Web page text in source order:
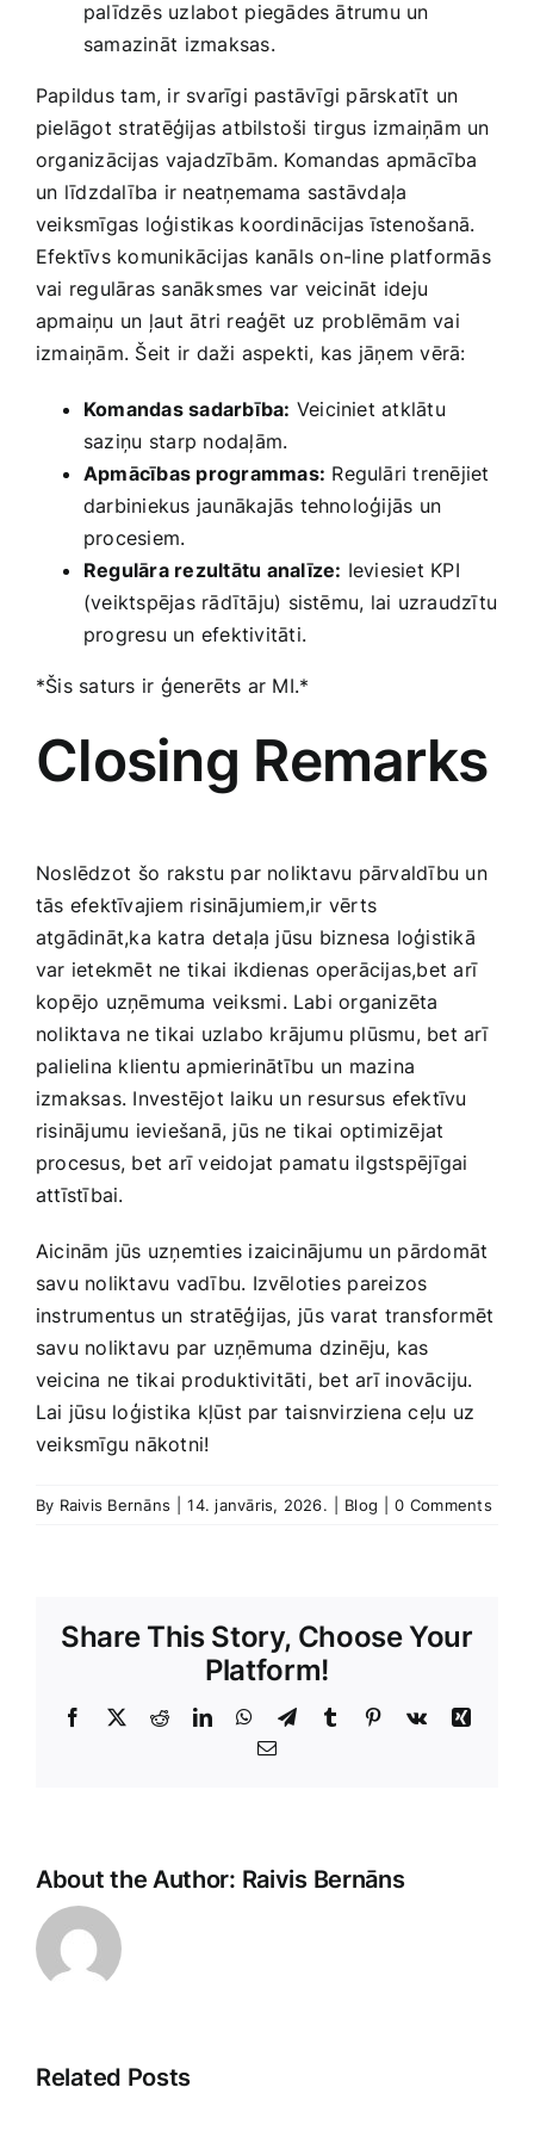
palīdzēs uzlabot⁢ piegādes ātrumu un
samazināt ⁤izmaksas.
Papildus tam, ir svarīgi pastāvīgi pārskatīt un‍
pielāgot⁢ stratēģijas ​atbilstoši‍ tirgus ⁣izmaiņām‌ un
organizācijas ⁢vajadzībām. Komandas apmācība
⁣un līdzdalība ir neatņemama sastāvdaļa
veiksmīgas loģistikas‌ koordinācijas īstenošanā.
Efektīvs komunikācijas ⁤kanāls‌ on-line platformās
vai regulāras sanāksmes var veicināt ‌ideju
apmaiņu ⁣un ļaut ātri reaģēt uz problēmām vai
izmaiņām. Šeit ir⁤ daži ​aspekti, ​kas jāņem vērā:
Komandas ​sadarbība: ​Veiciniet atklātu
saziņu⁤ starp nodaļām.
Apmācības‍ programmas: Regulāri trenējiet
darbiniekus jaunākajās tehnoloģijās un
procesiem.
Regulāra ‌rezultātu analīze: ‌Ieviesiet KPI
(veiktspējas rādītāju) sistēmu, lai uzraudzītu⁢
progresu un efektivitāti.
*Šis saturs ir‌ ģenerēts ‌ar MI.*
Closing ‍Remarks
Noslēdzot⁣ šo⁤ rakstu par noliktavu pārvaldību ‍un
tās efektīvajiem risinājumiem,ir vērts
atgādināt,ka katra ⁢detaļa jūsu ‍biznesa loģistikā
var ietekmēt‍ ne⁢ tikai ikdienas operācijas,bet arī
kopējo uzņēmuma veiksmi. Labi organizēta
noliktava ne tikai uzlabo krājumu plūsmu,‍ bet arī
palielina klientu apmierinātību un⁢ mazina
‌izmaksas. ​Investējot laiku un⁤ resursus ‌efektīvu⁣
risinājumu ieviešanā, jūs ne ⁤tikai‍ optimizējat
procesus, bet arī veidojat pamatu ilgstspējīgai
attīstībai.
Aicinām jūs uzņemties ​izaicinājumu un⁢ pārdomāt
‍savu noliktavu vadību. Izvēloties⁣ pareizos
instrumentus‍ un stratēģijas,⁤ jūs varat transformēt
savu noliktavu ‌par uzņēmuma dzinēju, kas
veicina⁣ ne‍ tikai produktivitāti,‍ bet arī inovāciju.
Lai jūsu loģistika kļūst par taisnvirziena ceļu uz‌
veiksmīgu nākotni!
By Raivis Bernāns 14. janvāris, 2026. Blog 0 Comments
Share This Story, Choose Your
Platform!
Facebook
X RedditLinkedInWhatsApp
TelegramTumblr Pinterest
Vk
Xing
E-
About the Author: Raivis Bernāns
Related Posts